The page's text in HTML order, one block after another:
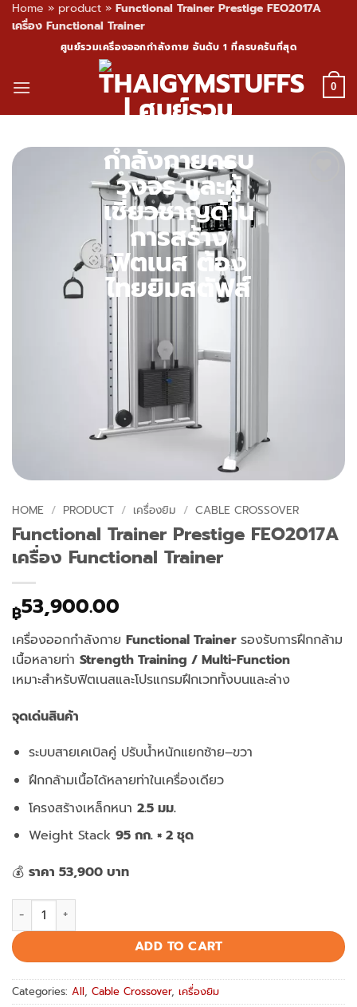
Home » product » Functional Trainer Prestige FEO2017A
เครื่อง Functional Trainer
content
ศูนย์รวมเครื่องออกกำลังกาย อันดับ 1 ที่ครบครันที่สุด
0
HOME / PRODUCT / เครื่องยิม / CABLE CROSSOVER
Functional Trainer Prestige FEO2017A
เครื่อง Functional Trainer
฿53,900.00
เครื่องออกกำลังกาย Functional Trainer รองรับการฝึกกล้าม
เนื้อหลายท่า Strength Training / Multi-Function
เหมาะสำหรับฟิตเนสและโปรแกรมฝึกเวททั้งบนและล่าง
จุดเด่นสินค้า
ระบบสายเคเบิลคู่ ปรับน้ำหนักแยกซ้าย–ขวา
ฝึกกล้ามเนื้อได้หลายท่าในเครื่องเดียว
โครงสร้างเหล็กหนา 2.5 มม.
Weight Stack 95 กก. × 2 ชุด
💰 ราคา 53,900 บาท
Functional Trainer Prestige FEO2017A เครื่อง Functional
ADD TO CART
Categories: All, Cable Crossover, เครื่องยิม